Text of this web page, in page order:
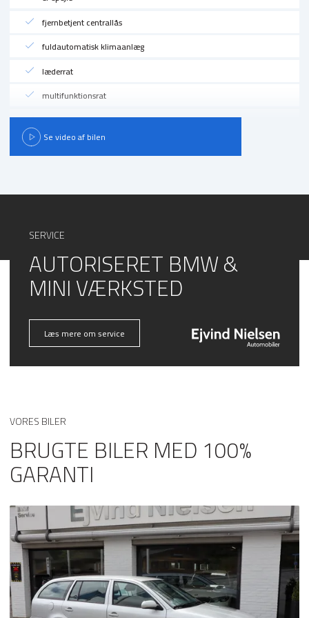
fjernbetjent centrallås
fuldautomatisk klimaanlæg
læderrat
multifunktionsrat
splitbagsæde
sædevarme
Se video af bilen
SERVICE
AUTORISERET BMW &
MINI VÆRKSTED
Læs mere om service
VORES BILER
BRUGTE BILER MED 100%
GARANTI